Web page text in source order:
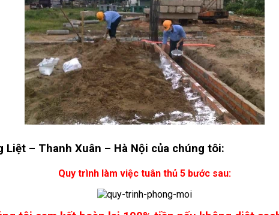
– Thanh Xuân – Hà Nội của chúng tôi:
Quy trình làm việc tuân thủ 5 bước sau: